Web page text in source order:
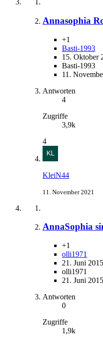
Annasophia
+1
Basti-1993
15. Oktober
Basti-1993
11.
Antworten
4
Zugriffe
3,9k
4
KleiN44
11. November 2021
AnnaSophia
+1
olli1971
21. Juni 2015
olli1971
21. Juni 2015
Antworten
0
Zugriffe
1,9k